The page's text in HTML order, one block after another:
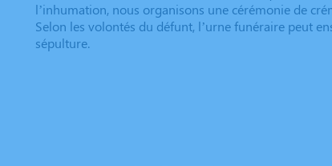
l’inhumation, nous organisons une cérémonie de
Selon les volontés du défunt, l’urne funéraire peut
sépulture.